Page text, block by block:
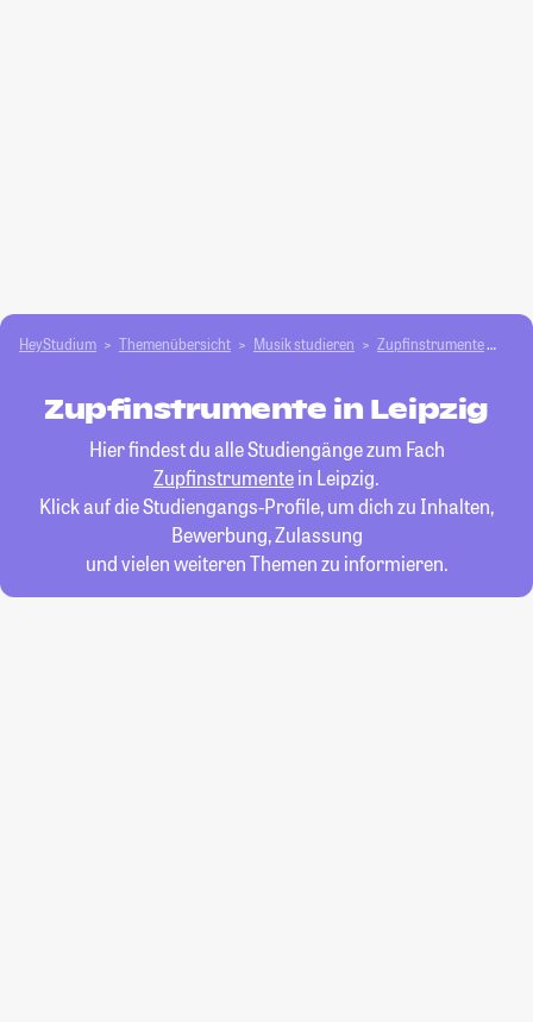
HeyStudium Themenübersicht Musik studieren Zupfinstrumente
Zupfinstrumente in Leipzig
Hier findest du alle Studiengänge zum Fach
Zupfinstrumentein Leipzig.
Klick auf die Studiengangs-Profile, um dich zu Inhalten,
Bewerbung, Zulassung
und vielen weiteren Themen zu informieren.